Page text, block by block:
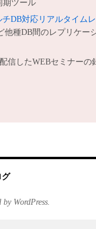
期ツール
チDB対応リアルタイムレ
他種DB間のレプリケー
信したWEBセミナーの
グ
WordPress.